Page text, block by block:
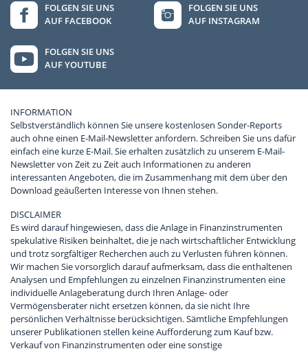
FOLGEN SIE UNS
AUF FACEBOOK
FOLGEN SIE UNS
AUF INSTAGRAM
FOLGEN SIE UNS
AUF YOUTUBE
INFORMATION
Selbstverständlich können Sie unsere kostenlosen Sonder-Reports
auch ohne einen E-Mail-Newsletter anfordern. Schreiben Sie uns dafür
einfach eine kurze E-Mail. Sie erhalten zusätzlich zu unserem E-Mail-
Newsletter von Zeit zu Zeit auch Informationen zu anderen
interessanten Angeboten, die im Zusammenhang mit dem über den
Download geäußerten Interesse von Ihnen stehen.
DISCLAIMER
Es wird darauf hingewiesen, dass die Anlage in Finanzinstrumenten
spekulative Risiken beinhaltet, die je nach wirtschaftlicher Entwicklung
und trotz sorgfältiger Recherchen auch zu Verlusten führen können.
Wir machen Sie vorsorglich darauf aufmerksam, dass die enthaltenen
Analysen und Empfehlungen zu einzelnen Finanzinstrumenten eine
individuelle Anlageberatung durch Ihren Anlage- oder
Vermögensberater nicht ersetzen können, da sie nicht Ihre
persönlichen Verhältnisse berücksichtigen. Sämtliche Empfehlungen
unserer Publikationen stellen keine Aufforderung zum Kauf bzw.
Verkauf von Finanzinstrumenten oder eine sonstige